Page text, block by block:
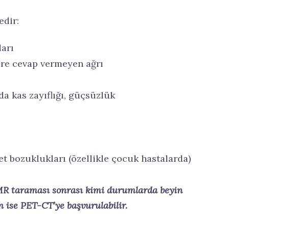
cevap vermeyen ağrı
zayıflığı, güçsüzlük
bozuklukları (özellikle çocuk hastalarda)
taraması sonrası kimi durumlarda beyin
PET-CT’ye başvurulabilir.